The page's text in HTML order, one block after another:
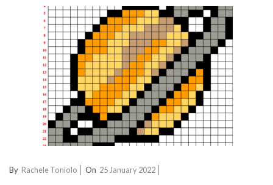
2022-
By Rachele Toniolo On 25 January 2022